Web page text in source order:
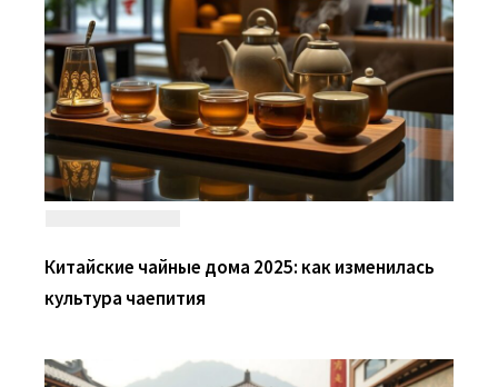
Китайские чайные дома 2025: как изменилась
культура чаепития